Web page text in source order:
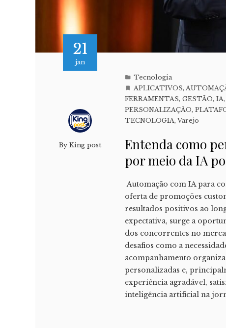
21
jan
ByKing post
Tecnologia
APLICATIVOS,
FERRAMENTAS,GESTÃO,IA
PERSONALIZAÇÃO,
TECNOLOGIA,Varejo
Entenda como
por meio da IA
Automação com IA para
oferta de promoções
resultados positivos ao
expectativa, surge a
dos concorrentes no
desafios como a
acompanhamento
personalizadas e,
experiência agradável,
inteligência artificial na